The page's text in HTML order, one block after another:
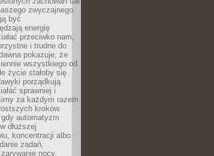
zwyczajnego
być
energię
przeciwko nam,
i trudne do
pokazuje, że
wszystkiego od
życie stałoby się
porządkują
sprawniej i
za każdym razem
kroków.
automatyzm
dłuższej
koncentracji albo
zadań,
nocy,